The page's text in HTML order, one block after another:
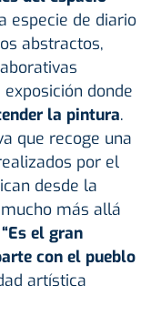
especie de diario
abstractos,
donde
la pintura.
que recoge una
por el
desde la
más allá
“Es el gran
con el pueblo
artística